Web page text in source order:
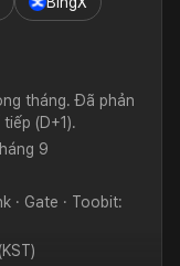
tháng. Đã phản
(D+1).
9
· Gate · Toobit: